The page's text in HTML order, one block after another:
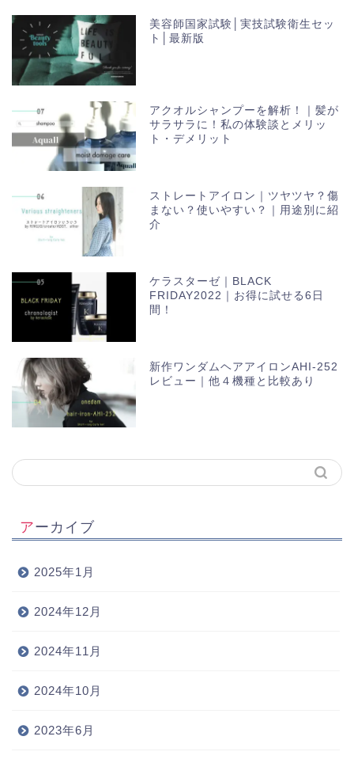
美容師国家試験│実技試験衛生セッ
ト│最新版
アクオルシャンプーを解析！｜髪が
サラサラに！私の体験談とメリッ
ト・デメリット
ストレートアイロン｜ツヤツヤ？傷
まない？使いやすい？｜用途別に紹
介
ケラスターゼ｜BLACK
FRIDAY2022｜お得に試せる6日
間！
新作ワンダムヘアアイロンAHI-252
レビュー｜他４機種と比較あり
アーカイブ
2025年1月
2024年12月
2024年11月
2024年10月
2023年6月